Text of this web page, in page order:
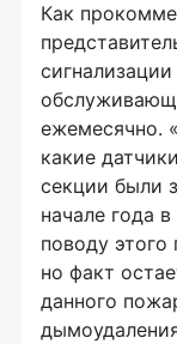
Как
ежемесячно.
какие
секции были
начале года
поводу
но факт
данного